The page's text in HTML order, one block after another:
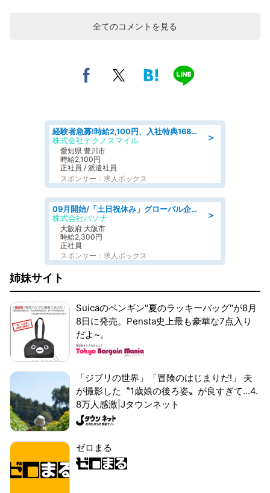
全てのコメントを見る
＞
経験者急募!時給2,100円、入社特典168万円の自動車製造業務/トヨタ自動車/tutumi
株式会社テクノスマイル
愛知県 豊川市
時給2,100円
正社員 / 派遣社員
スポンサー：求人ボックス
＞
09月開始/「土日祝休み」グローバル企業での産業保健のお仕事/保健師/高時給/残業なし/服装自由
株式会社パソナ
大阪府 大阪市
時給2,300円
正社員
スポンサー：求人ボックス
姉妹サイト
Suicaのペンギン"夏のラッキーバッグ"が8月
8日に発売。Pensta史上最も豪華な7点入り
だよ~。
「ジブリの世界」「冒険のはじまりだ!」 夫
が撮影した〝1歳娘の後ろ姿〟が良すぎて...4.
8万人感激|Jタウンネット
ゼロまる